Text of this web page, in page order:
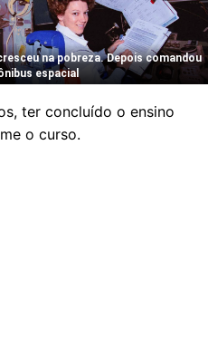
ter concluído o ensino
o curso.